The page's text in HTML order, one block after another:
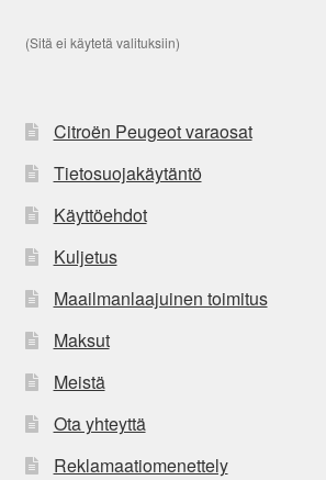
(Sitä ei käytetä valituksiin)
Citroën Peugeot varaosat
Tietosuojakäytäntö
Käyttöehdot
Kuljetus
Maailmanlaajuinen toimitus
Maksut
Meistä
Ota yhteyttä
Reklamaatiomenettely